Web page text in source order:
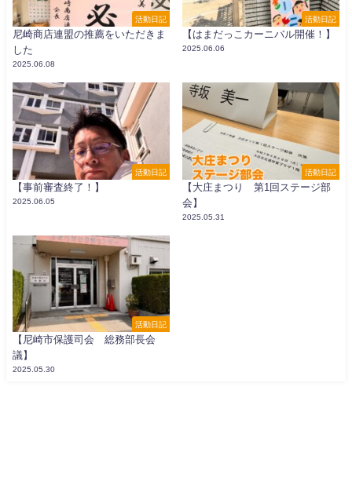
活動日記
尼崎商店連盟の推薦をいただきま
した
2025.06.08
活動日記
【はまだっこカーニバル開催！】
2025.06.06
活動日記
【事前審査終了！】
2025.06.05
活動日記
【大庄まつり 第1回ステージ部
会】
2025.05.31
活動日記
【尼崎市保護司会 総務部長会
議】
2025.05.30